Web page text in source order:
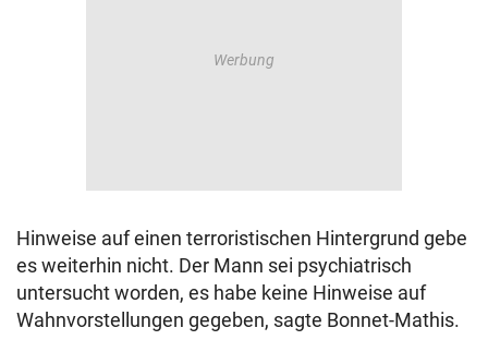
Hinweise auf einen terroristischen Hintergrund gebe
es weiterhin nicht. Der Mann sei psychiatrisch
untersucht worden, es habe keine Hinweise auf
Wahnvorstellungen gegeben, sagte Bonnet-Mathis.